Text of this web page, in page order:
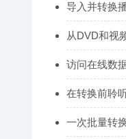
导入并转换
从DVD和视
访问在线数
在转换前聆
一次批量转